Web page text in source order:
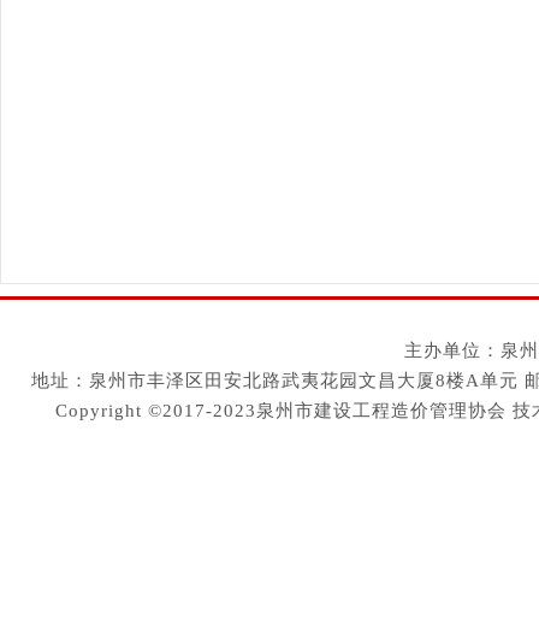
主办单位：泉
地址：泉州市丰泽区田安北路武夷花园文昌大厦8楼A单元
Copyright ©2017-2023泉州市建设工程造价管理协会 技